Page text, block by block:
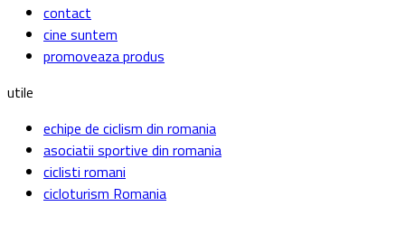
contact
cine suntem
promoveaza produs
utile
echipe de ciclism din romania
asociatii sportive din romania
ciclisti romani
cicloturism Romania